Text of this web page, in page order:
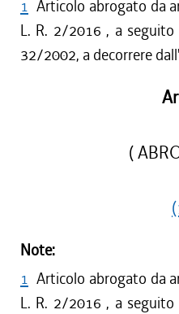
1 Articolo abrogato da
L. R. 2/2016 , a seguito
32/2002, a decorrere
(
Note:
1 Articolo abrogato da
L. R. 2/2016 , a seguito